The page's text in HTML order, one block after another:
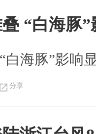
“白海豚”
白海豚”影响
分享